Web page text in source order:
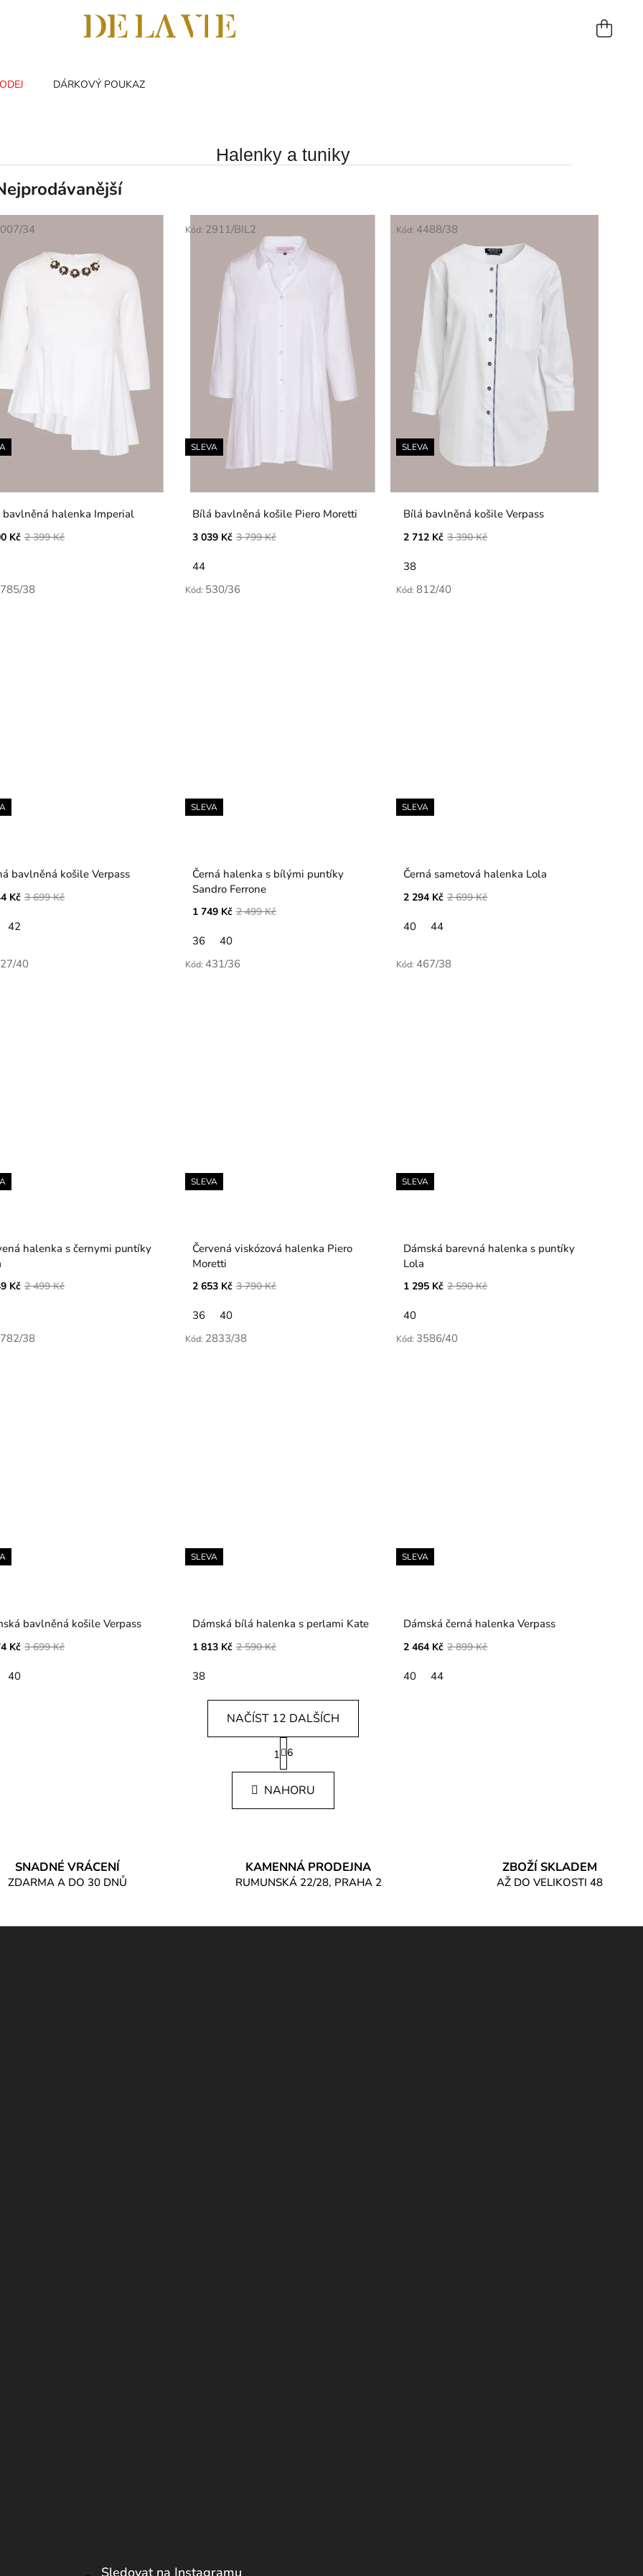
DÁRKOVÝ POUKAZ
Halenky a tuniky
bavlněná halenka Imperial
Kč 2 399 Kč
34
SLEVA
Bílá bavlněná košile Piero Moretti
3 039 Kč 3 799 Kč
44
Kód: 2911/BIL2
SLEVA
Bílá bavlněná košile Verpass
2 712 Kč 3 390 Kč
38
Kód: 4488/38
bavlněná košile Verpass
Kč 3 699 Kč
42
38
SLEVA
Černá halenka s bílými puntíky
Sandro Ferrone
1 749 Kč 2 499 Kč
36 40
Kód: 530/36
SLEVA
Černá sametová halenka Lola
2 294 Kč 2 699 Kč
40 44
Kód:812/40
halenka s černymi puntíky
Kč 2 499 Kč
40
SLEVA
Červená viskózová halenka Piero
Moretti
2 653 Kč 3 790 Kč
36 40
Kód: 431/36
SLEVA
Dámská barevná halenka s puntíky
Lola
1 295 Kč 2 590 Kč
40
Kód:467/38
bavlněná košile Verpass
Kč 3 699 Kč
40
38
SLEVA
Dámská bílá halenka s perlami Kate
1 813 Kč 2 590 Kč
38
Kód: 2833/38
SLEVA
Dámská černá halenka Verpass
2 464 Kč 2 899 Kč
40 44
Kód: 3586/40
O
v
l
á
í
p
NAČÍST 12 DALŠÍCH
S
t
r
á
n
k
n
í
1 6
NAHORU
SNADNÉ VRÁCENÍ
ZDARMA A DO 30 DNŮ
KAMENNÁ PRODEJNA
RUMUNSKÁ 22/28, PRAHA 2
ZBOŽÍ SKLADEM
AŽ DO VELIKOSTI 48
Sledovat na Instagramu